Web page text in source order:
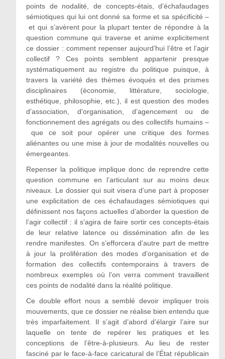
points de nodalité, de concepts-étais, d’échafaudages
sémiotiques qui lui ont donné sa forme et sa spécificité –
et qui s’avèrent pour la plupart tenter de répondre à la
question commune qui traverse et anime explicitement
ce dossier : comment repenser aujourd’hui l’être et l’agir
collectif ? Ces points semblent appartenir presque
systématiquement au registre du politique puisque, à
travers la variété des thèmes évoqués et des prismes
disciplinaires (économie, littérature, sociologie,
esthétique, philosophie, etc.), il est question des modes
d’association, d’organisation, d’agencement ou de
fonctionnement des agrégats ou des collectifs humains –
que ce soit pour opérer une critique des formes
aliénantes ou une mise à jour de modalités nouvelles ou
émergeantes.
Repenser la politique implique donc de reprendre cette
question commune en l’articulant sur au moins deux
niveaux. Le dossier qui suit visera d’une part à proposer
une explicitation de ces échafaudages sémiotiques qui
définissent nos façons actuelles d’aborder la question de
l’agir collectif : il s’agira de faire sortir ces concepts-étais
de leur relative latence ou dissémination afin de les
rendre manifestes. On s’efforcera d’autre part de mettre
à jour la prolifération des modes d’organisation et de
formation des collectifs contemporains à travers de
nombreux exemples où l’on verra comment travaillent
ces points de nodalité dans la réalité politique.
Ce double effort nous a semblé devoir impliquer trois
mouvements, que ce dossier ne réalise bien entendu que
très imparfaitement. Il s’agit d’abord d’élargir l’aire sur
laquelle on tente de repérer les pratiques et les
conceptions de l’être-à-plusieurs. Au lieu de rester
fasciné par le face-à-face caricatural de l’État républicain